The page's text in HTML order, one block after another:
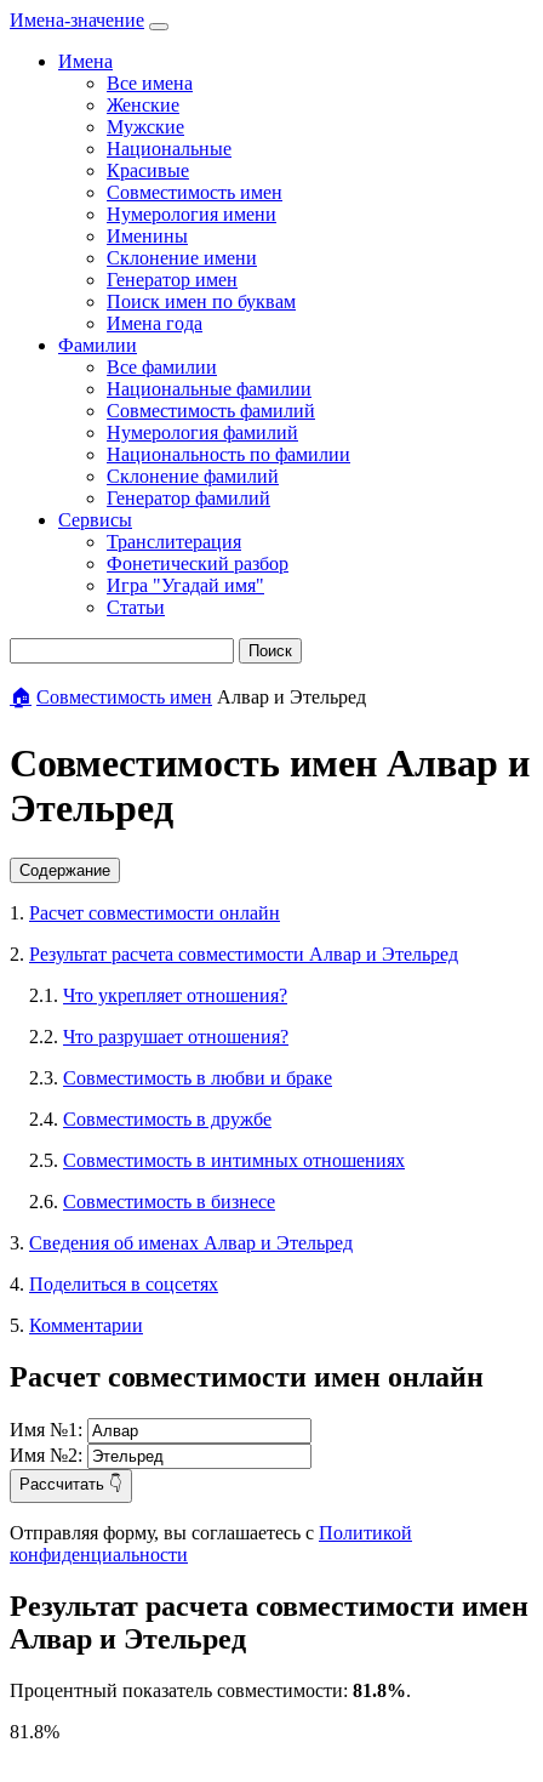
Имена-значение
Имена
Все имена
Женские
Мужские
Национальные
Красивые
Совместимость имен
Нумерология имени
Именины
Склонение имени
Генератор имен
Поиск имен по буквам
Имена года
Фамилии
Все фамилии
Национальные фамилии
Совместимость фамилий
Нумерология фамилий
Национальность по фамилии
Склонение фамилий
Генератор фамилий
Сервисы
Транслитерация
Фонетический разбор
Игра "Угадай имя"
Статьи
Поиск
🏠 Совместимость имен Алвар и Этельред
Совместимость имен Алвар и
Этельред
Содержание
1. Расчет совместимости онлайн
2. Результат расчета совместимости Алвар и Этельред
2.1. Что укрепляет отношения?
2.2. Что разрушает отношения?
2.3. Совместимость в любви и браке
2.4. Совместимость в дружбе
2.5. Совместимость в интимных отношениях
2.6. Совместимость в бизнесе
3. Сведения об именах Алвар и Этельред
4. Поделиться в соцсетях
5. Комментарии
Расчет совместимости имен онлайн
Имя №1:
Имя №2:
Рассчитать 👇
Отправляя форму, вы соглашаетесь с Политикой
конфиденциальности
Результат расчета совместимости имен
Алвар и Этельред
Процентный показатель совместимости: 81.8%.
81.8%